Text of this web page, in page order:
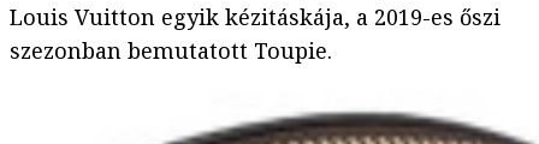
Louis Vuitton egyik kézitáskája, a 2019-es őszi
szezonban bemutatott Toupie.